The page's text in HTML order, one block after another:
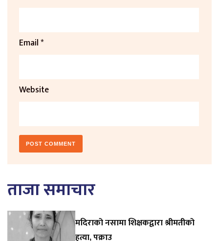
Email*
Website
ताजा समाचार
मदिराको नसामा शिक्षकद्वारा श्रीमतीको
हत्या, पक्राउ